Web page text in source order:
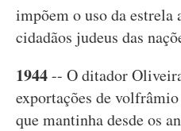
impõem o uso da estrela
cidadãos judeus das
1944-- O ditador
exportações de
que mantinha desde os